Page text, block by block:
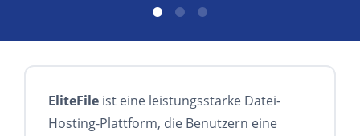
EliteFile ist eine leistungsstarke Datei-
Hosting-Plattform, die Benutzern eine